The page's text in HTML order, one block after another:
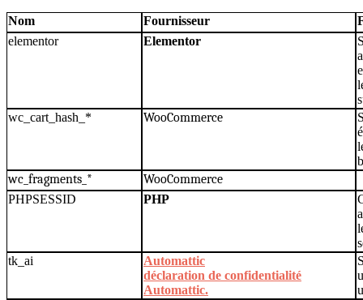
Nom Fournisseur
elementor
Elementor
wc_cart_hash_*
WooCommerce
wc_fragments_* WooCommerce
PHPSESSID PHP
tk_ai
Automattic
déclaration de confidentialité
Automattic.